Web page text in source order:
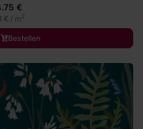
€
€ / m2
Bestellen